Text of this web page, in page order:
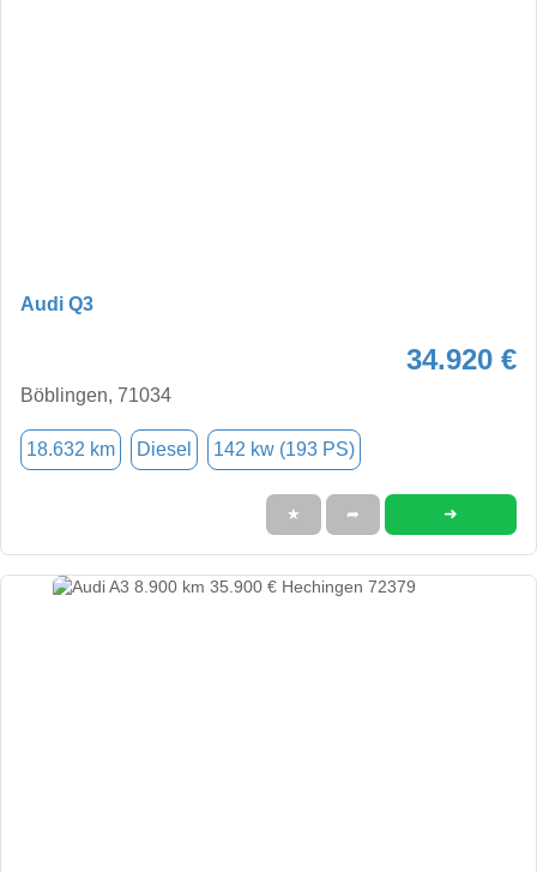
Audi Q3
34.920 €
Böblingen, 71034
18.632 km Diesel 142 kw (193 PS)
★ ➦ ➜